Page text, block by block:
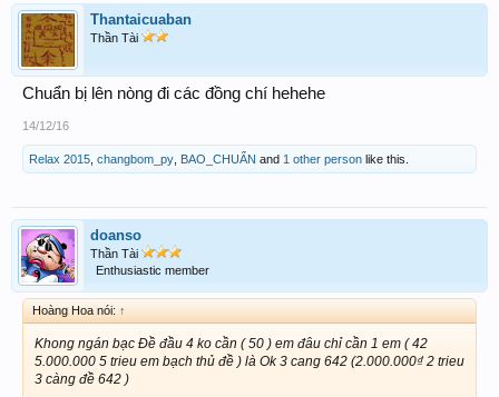
Thantaicuaban
Thần Tài
Chuẩn bị lên nòng đi các đồng chí hehehe
14/12/16
Relax 2015 changbom_py BAO_CHUẨN and 1 other person like this.
doanso
Thần Tài
Enthusiastic member
Hoàng Hoa nói: ↑
Khong ngán bạc Đề đầu 4 ko cần ( 50 ) em đâu chỉ cần 1 em ( 42
5.000.000 5 trieu em bạch thủ đề ) là Ok 3 cang 642 (2.000.000₫ 2 trieu
3 càng đề 642 )